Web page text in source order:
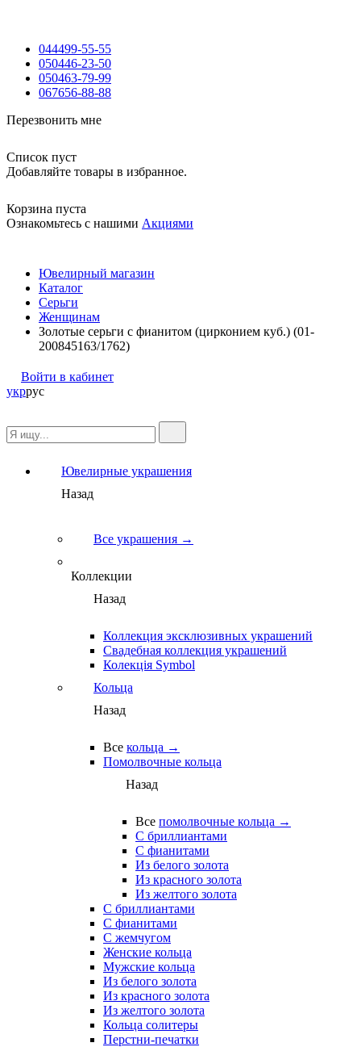
044499-55-55
050446-23-50
050463-79-99
067656-88-88
Перезвонить мне
Список пуст
Добавляйте товары в избранное.
Корзина пуста
Ознакомьтесь с нашими Акциями
Ювелирный магазин
Каталог
Серьги
Женщинам
Золотые серьги с фианитом (цирконием куб.) (01-
200845163/1762)
Войти в кабинет
укррус
Ювелирные украшения
Назад
Все украшения →
Коллекции
Назад
Коллекция эксклюзивных украшений
Свадебная коллекция украшений
Колекція Symbol
Кольца
Назад
Все кольца →
Помолвочные кольца
Назад
Все помолвочные кольца →
С бриллиантами
С фианитами
Из белого золота
Из красного золота
Из желтого золота
С бриллиантами
С фианитами
С жемчугом
Женские кольца
Мужские кольца
Из белого золота
Из красного золота
Из желтого золота
Кольца солитеры
Перстни-печатки